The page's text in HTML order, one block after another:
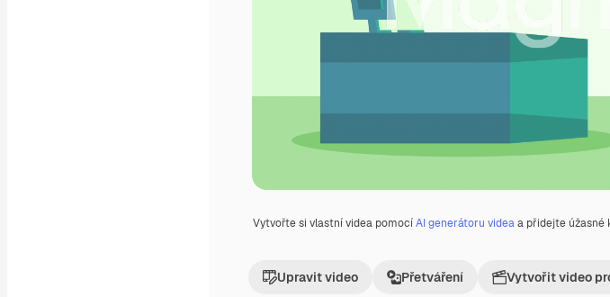
Vytvořte si vlastní videa pomocíAI generátoru videaa přidejte úžasné
Upravit video Přetváření Vytvořit video